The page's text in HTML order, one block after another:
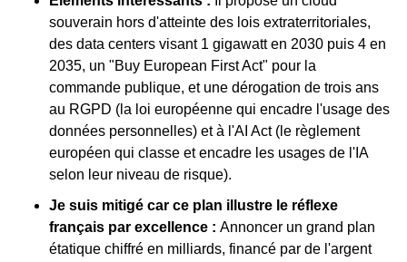
souverain hors d'atteinte des lois extraterritoriales,
des data centers visant 1 gigawatt en 2030 puis 4 en
2035, un "Buy European First Act" pour la
commande publique, et une dérogation de trois ans
au RGPD (la loi européenne qui encadre l'usage des
données personnelles) et à l'AI Act (le règlement
européen qui classe et encadre les usages de l'IA
selon leur niveau de risque).
Je suis mitigé car ce plan illustre le réflexe
français par excellence : Annoncer un grand plan
étatique chiffré en milliards, financé par de l'argent